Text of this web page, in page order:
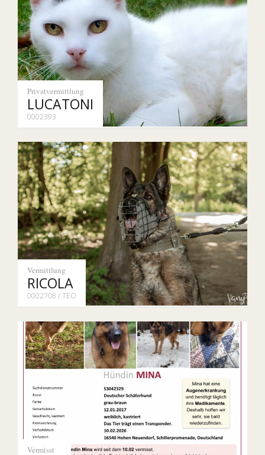
Privatvermittlung
LUCATONI
0002393
Vermittlung
RICOLA
0002708 / TEO
Vermisst